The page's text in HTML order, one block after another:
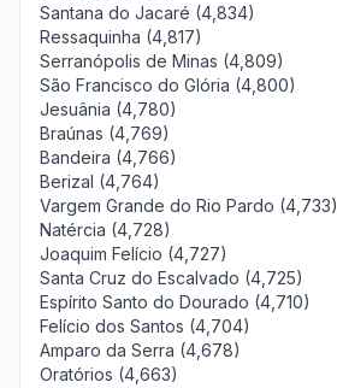
Santana do Jacaré (4,834)
Ressaquinha (4,817)
Serranópolis de Minas (4,809)
São Francisco do Glória (4,800)
Jesuânia (4,780)
Braúnas (4,769)
Bandeira (4,766)
Berizal (4,764)
Vargem Grande do Rio Pardo (4,733)
Natércia (4,728)
Joaquim Felício (4,727)
Santa Cruz do Escalvado (4,725)
Espírito Santo do Dourado (4,710)
Felício dos Santos (4,704)
Amparo da Serra (4,678)
Oratórios (4,663)